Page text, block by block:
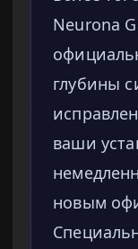
Neurona
глубины
ваши
новым